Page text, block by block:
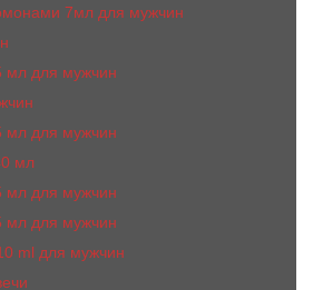
7мл для мужчин
мл для мужчин
для мужчин
мл
мл для мужчин
мл для мужчин
ml для мужчин